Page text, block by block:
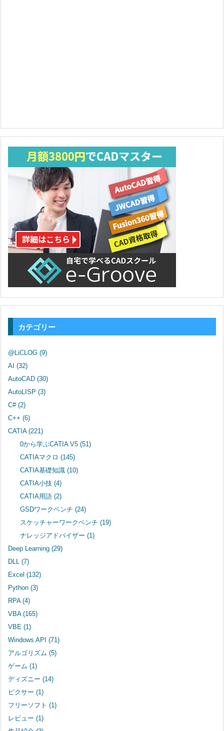
カテゴリー
@LiCLOG (9)
AI (32)
AutoCAD (30)
AutoLISP (3)
C# (2)
C++ (6)
CATIA (221)
0から学ぶCATIA V5(51)
CATIAマクロ(145)
CATIA基礎知識(10)
CATIA小技(4)
CATIA用語(2)
GSDワークベンチ(24)
スケッチャーワークベンチ(19)
ナレッジアドバイザー(1)
Deep Learning (29)
DLL (7)
Excel (132)
Python (3)
RPA (4)
VBA (165)
VBE (1)
Windows API (71)
アルゴリズム (5)
ゲーム (1)
ディズニー (14)
ピクサー (1)
フリーソフト (1)
レビュー (1)